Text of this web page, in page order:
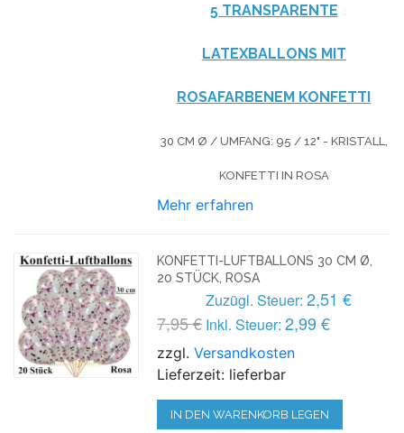
5 TRANSPARENTE
LATEXBALLONS MIT
ROSAFARBENEM KONFETTI
30 CM Ø / UMFANG: 95 / 12" - KRISTALL,
KONFETTI IN ROSA
Mehr erfahren
KONFETTI-LUFTBALLONS 30 CM Ø,
20 STÜCK, ROSA
7,95 €
Zuzügl. Steuer: 2,51 €
Inkl. Steuer: 2,99 €
zzgl.Versandkosten
Lieferzeit: lieferbar
IN DEN WARENKORB LEGEN